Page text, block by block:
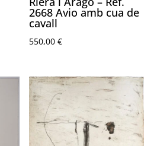
2668 Avio amb cua de
cavall
550,00€